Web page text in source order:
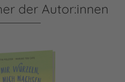
der Autor:innen